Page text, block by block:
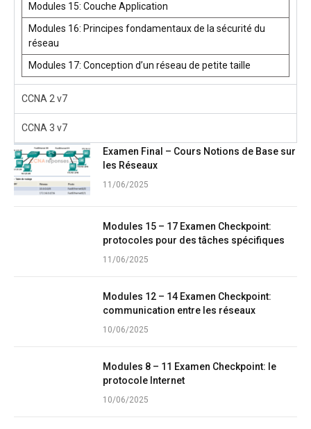
Modules 15: Couche Application
Modules 16: Principes fondamentaux de la sécurité du
réseau
Modules 17: Conception d’un réseau de petite taille
CCNA 2 v7
CCNA 3 v7
Examen Final – Cours Notions de Base sur
les Réseaux
11/06/2025
Modules 15 – 17 Examen Checkpoint:
protocoles pour des tâches spécifiques
11/06/2025
Modules 12 – 14 Examen Checkpoint:
communication entre les réseaux
10/06/2025
Modules 8 – 11 Examen Checkpoint: le
protocole Internet
10/06/2025